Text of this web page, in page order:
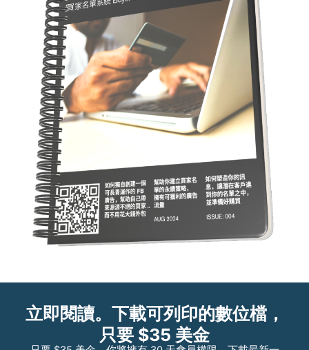
立即閱讀。下載可列印的數位檔，
只要 $35 美金